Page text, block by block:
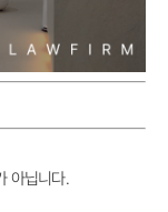
아닙니다.